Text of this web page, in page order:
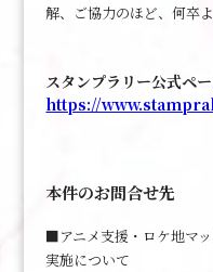
解、ご協力のほど、何卒
スタンプラリー公式ペ
https://
本件のお問合せ先
■アニメ支援・ロケ地マ
実施について